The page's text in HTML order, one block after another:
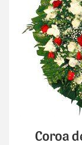
Coroa